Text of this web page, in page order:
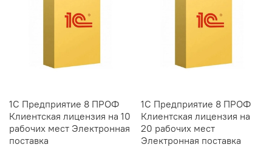
1С Предприятие 8 ПРОФ
Клиентская лицензия на 10
рабочих мест Электронная
поставка
1С Предприятие 8 ПРОФ
Клиентская лицензия на
20 рабочих мест
Электронная поставка